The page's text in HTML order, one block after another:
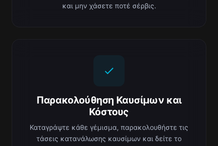
και μην χάσετε ποτέ σέρβις.
Παρακολούθηση Καυσίμων και
Κόστους
Καταγράψτε κάθε γέμισμα, παρακολουθήστε τις
τάσεις κατανάλωσης καυσίμων και δείτε το